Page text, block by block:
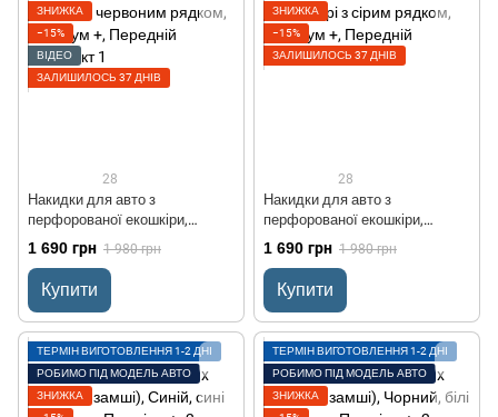
ЗНИЖКА
−15%
ВІДЕО
ЗАЛИШИЛОСЬ 37 ДНІВ
28
Накидки для авто з
перфорованої екошкіри,
червоні з червоним рядком,
Преміум +, Передній комплект
1 690 грн 1 980 грн
Купити
ЗНИЖКА
−15%
ЗАЛИШИЛОСЬ 37 ДНІВ
28
Накидки для авто з
перфорованої екошкіри,
Світло-сірі з сірим рядком,
Преміум +, Передній комплект
1 690 грн 1 980 грн
Купити
ТЕРМІН ВИГОТОВЛЕННЯ 1-2 ДНІ
РОБИМО ПІД МОДЕЛЬ АВТО
ЗНИЖКА
ТЕРМІН ВИГОТОВЛЕННЯ 1-2 ДНІ
РОБИМО ПІД МОДЕЛЬ АВТО
ЗНИЖКА